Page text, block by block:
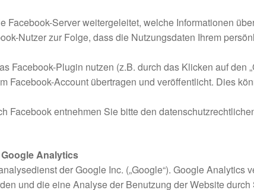
Facebook-Server weitergeleitet, welche Informationen
Nutzer zur Folge, dass die Nutzungsdaten Ihrem
Facebook-Plugin nutzen (z.B. durch das Klicken auf den
Facebook-Account übertragen und veröffentlicht. Dies
Facebook entnehmen Sie bitte den
Analytics
der Google Inc. („Google“). Google Analytics
und die eine Analyse der Benutzung der Website